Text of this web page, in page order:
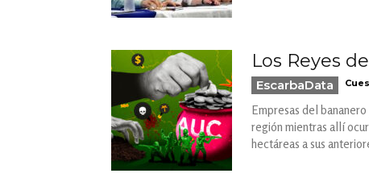
Los Reyes
EscarbaData
Empresas del
región mientras allí
hectáreas a sus